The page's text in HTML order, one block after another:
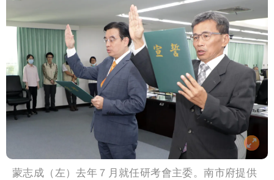
蒙志成（左）去年７月就任研考會主委。南市府提供